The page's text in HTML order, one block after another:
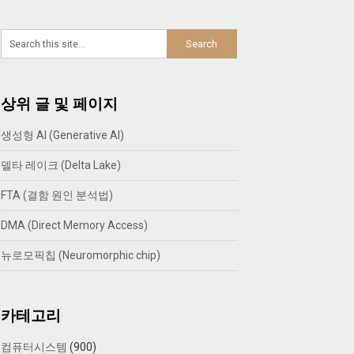
상위 글 및 페이지
생성형 AI (Generative AI)
델타 레이크 (Delta Lake)
FTA (결함 원인 분석법)
DMA (Direct Memory Access)
뉴로모픽칩 (Neuromorphic chip)
카테고리
컴퓨터시스템 (900)